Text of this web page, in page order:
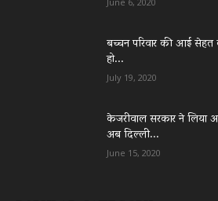
बच्चन परिवार की आई
हो...
July 19, 2020
केजरीवाल सरकार ने लिया
अब दिल्ली...
June 15, 2020